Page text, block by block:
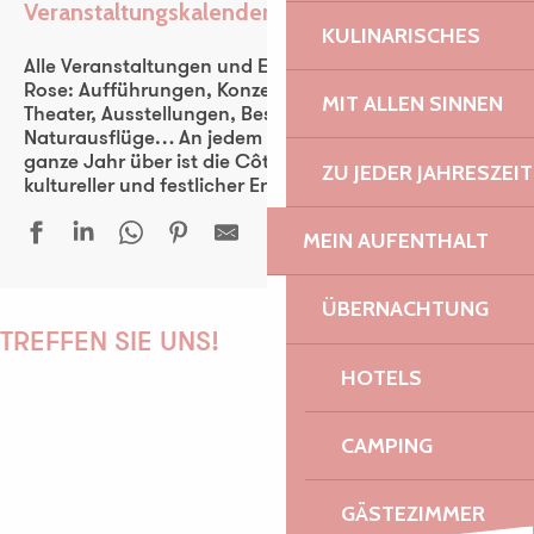
KULINARISCHES
MIT ALLEN SINNEN
ZU JEDER JAHRESZEIT
MEIN AUFENTHALT
ÜBERNACHTUNG
HOTELS
CAMPING
GÄSTEZIMMER
Veranstaltungskalender
Ajouter aux favoris
Alle Veranstaltungen und Events der Côte de Granit
Rose: Aufführungen, Konzerte, Fest-noz, Festivals,
Theater, Ausstellungen, Besichtigungen,
Naturausflüge… An jedem Tag der Woche und das
ganze Jahr über ist die Côte de Granit Rose ein
kultureller und festlicher Entdeckungsraum für alle.
Place aux Mômes | Be Ice Cycle - Zirkus Morsa
Collectif d’Artistes - Peintures et sculptures
Peintures d'Evelyne HENRY et Marc BROUDIC
Pop Up - Expo vente Mouche et Kitsch Paradise
TREFFEN SIE UNS!
PAULINE